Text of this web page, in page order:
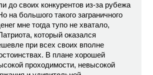
до своих конкурентов из-за рубежа
на большого такого заграничного
мне тогда тупо не хватало,
который оказался
при всех своих вполне
В плане хорошей
проходимости, невысокой